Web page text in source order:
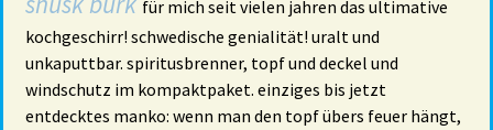
für mich seit vielen jahren das ultimative
kochgeschirr! schwedische genialität! uralt und
unkaputtbar. spiritusbrenner, topf und deckel und
windschutz im kompaktpaket. einziges bis jetzt
entdecktes manko: wenn man den topf übers feuer hängt,